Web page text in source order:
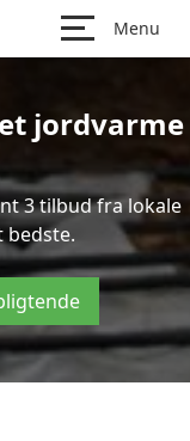
Menu
jordvarme
3 tilbud fra lokale